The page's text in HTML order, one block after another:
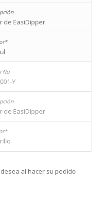
de EasiDipper
Y
de EasiDipper
al hacer su pedido